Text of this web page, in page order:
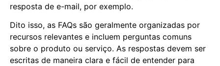
resposta de e-mail, por exemplo.
Dito isso, as FAQs são geralmente organizadas por
recursos relevantes e incluem perguntas comuns
sobre o produto ou serviço. As respostas devem ser
escritas de maneira clara e fácil de entender para